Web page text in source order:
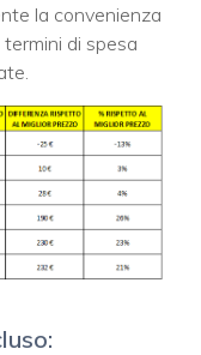
la convenienza
termini di spesa